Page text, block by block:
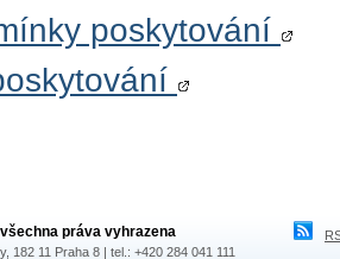
poskytování
práva vyhrazena
182 11 Praha 8 | tel.: +420 284 041 111